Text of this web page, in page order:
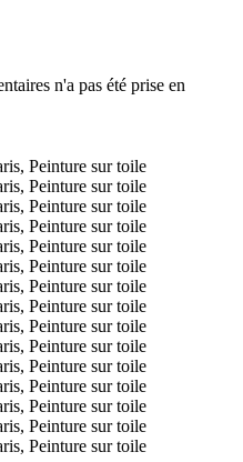
n'a pas été prise en